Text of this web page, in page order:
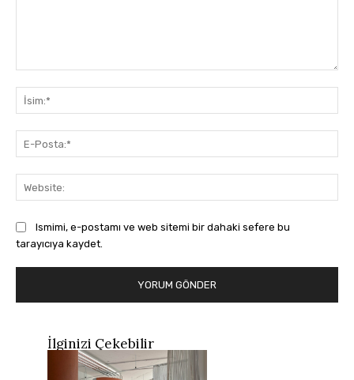
Ismimi, e-postamı ve web sitemi bir dahaki sefere bu
tarayıcıya kaydet.
İlginizi Çekebilir